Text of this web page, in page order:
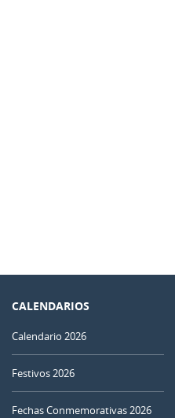
CALENDARIOS
Calendario 2026
Festivos 2026
Fechas Conmemorativas 2026